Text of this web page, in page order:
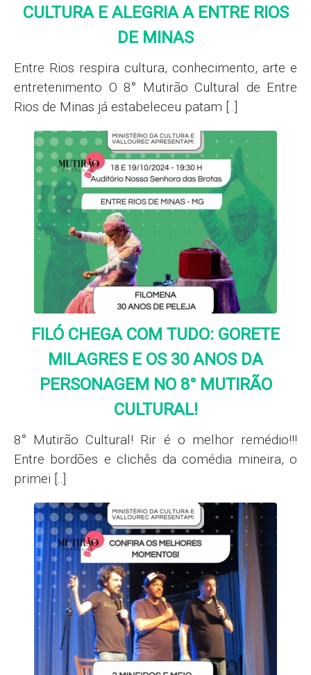
CULTURA E ALEGRIA A ENTRE RIOS
DE MINAS
Entre Rios respira cultura, conhecimento, arte e
entretenimento O 8° Mutirão Cultural de Entre
Rios de Minas já estabeleceu patam [..]
FILÓ CHEGA COM TUDO: GORETE
MILAGRES E OS 30 ANOS DA
PERSONAGEM NO 8° MUTIRÃO
CULTURAL!
8° Mutirão Cultural! Rir é o melhor remédio!!!
Entre bordões e clichês da comédia mineira, o
primei [..]